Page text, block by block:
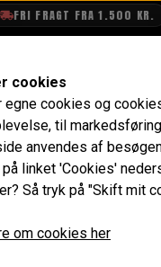
FRAGT FRA 1.500 KR.
Tagluge - Oval Loft
Tagluge
Van/
cookies
egne cookies og
til
anvendes af
linket 'Cookies'
Så tryk på "Skift mit
om cookies her